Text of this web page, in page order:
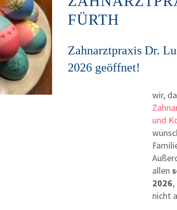
FÜRTH
Zahnarztpraxis Dr.
2026 geöffnet!
wir,
und
allen
2026
nicht